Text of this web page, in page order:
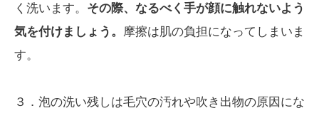
く洗います。 その際、なるべく手が顔に触れないよう
気を付けましょう。 摩擦は肌の負担になってしまいま
す。
３．泡の洗い残しは毛穴の汚れや吹き出物の原因にな